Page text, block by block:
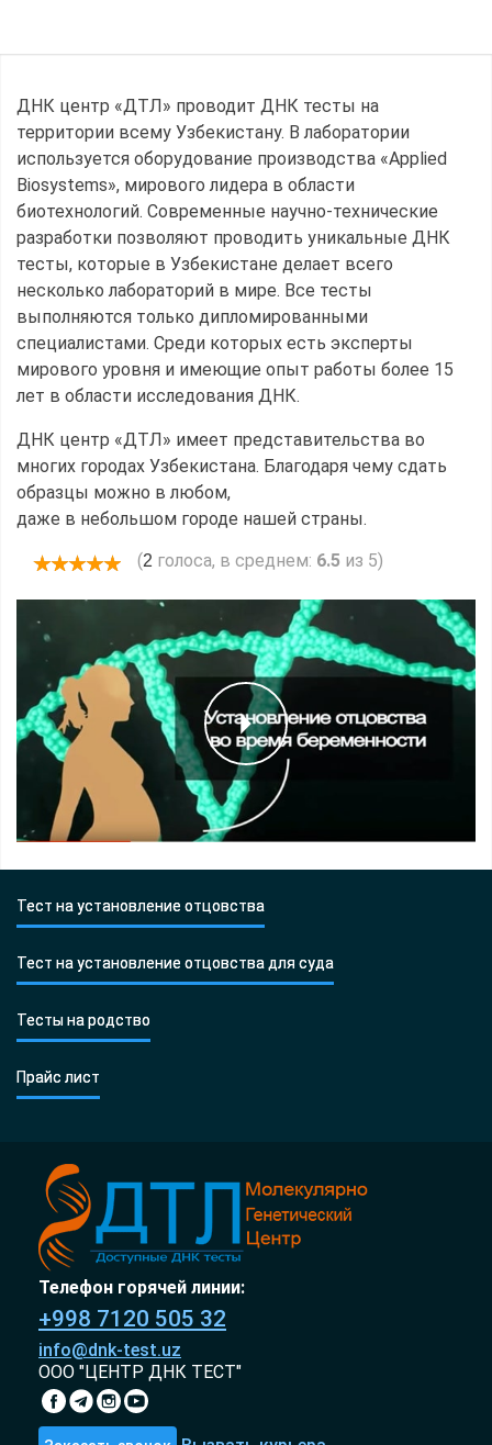
ДНК центр «ДТЛ» проводит ДНК тесты на
территории всему Узбекистану. В лаборатории
используется оборудование производства «Applied
Biosystems», мирового лидера в области
биотехнологий. Современные научно-технические
разработки позволяют проводить уникальные ДНК
тесты, которые в Узбекистане делает всего
несколько лабораторий в мире. Все тесты
выполняются только дипломированными
специалистами. Среди которых есть эксперты
мирового уровня и имеющие опыт работы более 15
лет в области исследования ДНК.
ДНК центр «ДТЛ» имеет представительства во
многих городах Узбекистана. Благодаря чему сдать
образцы можно в любом,
даже в небольшом городе нашей страны.
(2 голоса, в среднем: 6.5 из 5)
Тест на установление отцовства
Тест на установление отцовства для суда
Тесты на родство
Прайс лист
Телефон горячей линии:
+998 7120 505 32
info@dnk-test.uz
ООО "ЦЕНТР ДНК ТЕСТ"